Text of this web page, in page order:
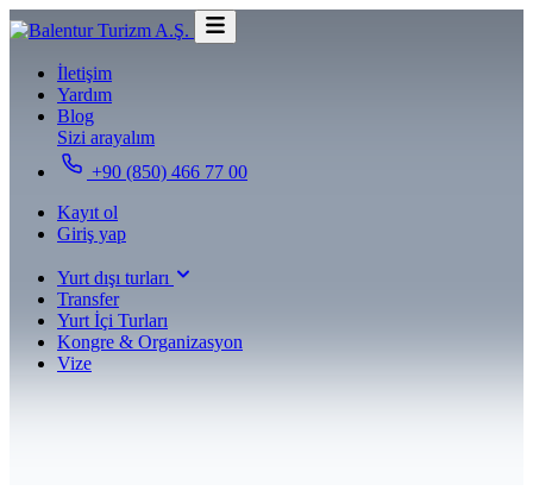
İletişim
Yardım
Blog
Sizi arayalım
+90 (850) 466 77 00
Kayıt ol
Giriş yap
Yurt dışı turları
Transfer
Yurt İçi Turları
Kongre & Organizasyon
Vize